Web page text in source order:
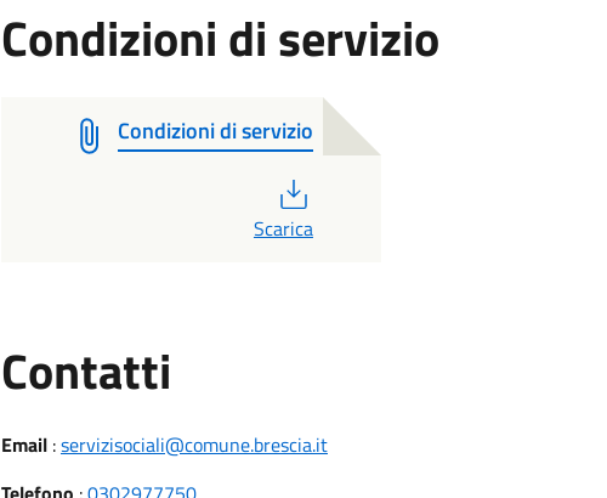
Condizioni di servizio
Condizioni di servizio
Scarica
Contatti
Email:servizisociali@comune.brescia.it